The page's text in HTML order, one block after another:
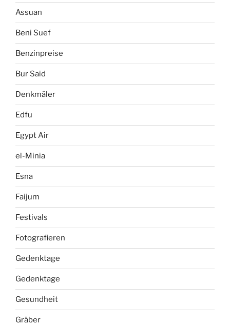
Assuan
Beni Suef
Benzinpreise
Bur Said
Denkmäler
Edfu
Egypt Air
el-Minia
Esna
Faijum
Festivals
Fotografieren
Gedenktage
Gedenktage
Gesundheit
Gräber